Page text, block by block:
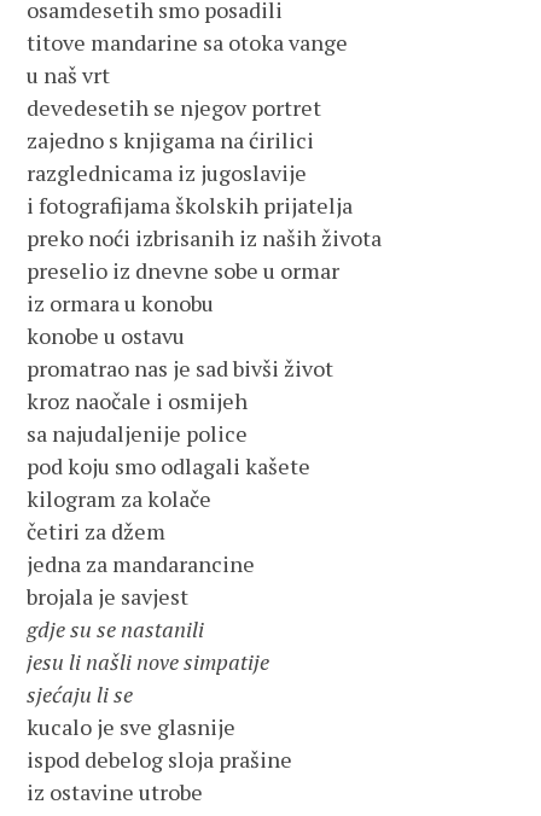
osamdesetih smo posadili
titove mandarine sa otoka vange
u naš vrt
devedesetih se njegov portret
zajedno s knjigama na ćirilici
razglednicama iz jugoslavije
i fotografijama školskih prijatelja
preko noći izbrisanih iz naših života
preselio iz dnevne sobe u ormar
iz ormara u konobu
konobe u ostavu
promatrao nas je sad bivši život
kroz naočale i osmijeh
sa najudaljenije police
pod koju smo odlagali kašete
kilogram za kolače
četiri za džem
jedna za mandarancine
gdje su se nastanili
jesu li našli nove simpatije
sjećaju li se
kucalo je sve glasnije
ispod debelog sloja prašine
iz ostavine utrobe